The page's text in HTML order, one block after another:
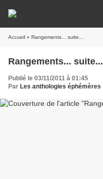
Accueil » Rangements... suite...
Rangements... suite...
Publié le 03/11/2011 à 01:45
Par Les anthologies éphémères